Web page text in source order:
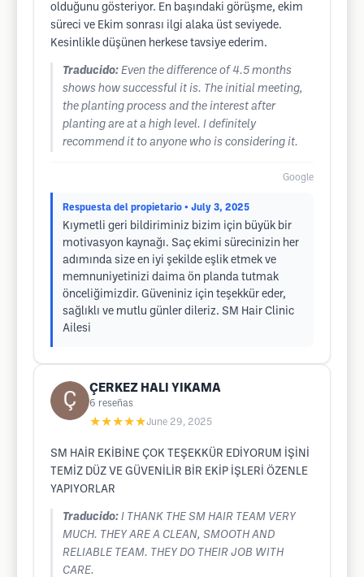
olduğunu gösteriyor. En başındaki görüşme, ekim
süreci ve Ekim sonrası ilgi alaka üst seviyede.
Kesinlikle düşünen herkese tavsiye ederim.
Traducido: Even the difference of 4.5 months
shows how successful it is. The initial meeting,
the planting process and the interest after
planting are at a high level. I definitely
recommend it to anyone who is considering it.
Google
Respuesta del propietario • July 3, 2025
Kıymetli geri bildiriminiz bizim için büyük bir
motivasyon kaynağı. Saç ekimi sürecinizin her
adımında size en iyi şekilde eşlik etmek ve
memnuniyetinizi daima ön planda tutmak
önceliğimizdir. Güveniniz için teşekkür eder,
sağlıklı ve mutlu günler dileriz. SM Hair Clinic
Ailesi
ÇERKEZ HALI YIKAMA
6 reseñas
★★★★★June 29, 2025
SM HAİR EKİBİNE ÇOK TEŞEKKÜR EDİYORUM İŞİNİ
TEMİZ DÜZ VE GÜVENİLİR BİR EKİP İŞLERİ ÖZENLE
YAPIYORLAR
Traducido: I THANK THE SM HAIR TEAM VERY
MUCH. THEY ARE A CLEAN, SMOOTH AND
RELIABLE TEAM. THEY DO THEIR JOB WITH
CARE.